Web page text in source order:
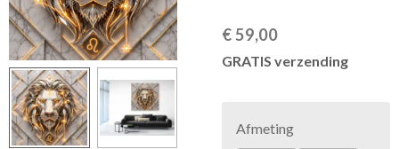
€ 59,00
GRATIS verzending
Afmeting